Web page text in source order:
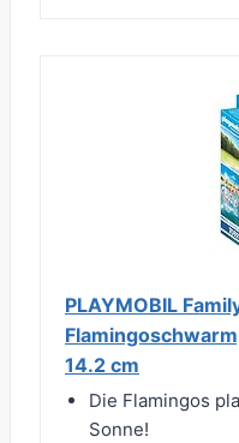
PLAYMOBIL
14.2 cm
Die Flamingos
Sonne!